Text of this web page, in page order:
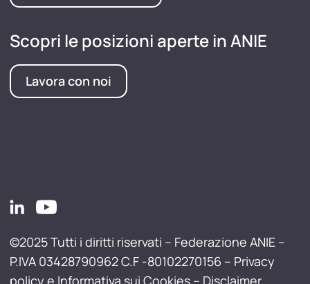
Scopri le posizioni aperte in ANIE
Lavora con noi
©2025 Tutti i diritti riservati – Federazione ANIE –
P.IVA 03428790962 C.F -80102270156 – Privacy